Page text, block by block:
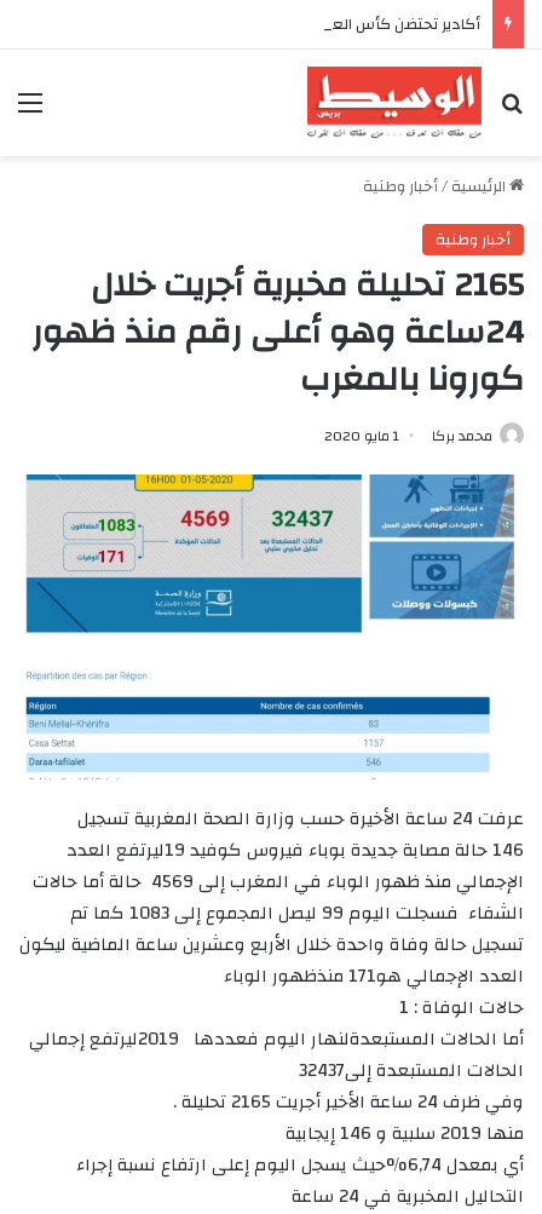
بحث عن
الرئيسية/أخبار وطنية
أخبار وطنية
2165 تحليلة مخبرية أجريت خلال
24ساعة وهو أعلى رقم منذ ظهور
كورونا بالمغرب
محمد بركا 1 مايو 2020
عرفت 24 ساعة الأخيرة حسب وزارة الصحة المغربية تسجيل
146 حالة مصابة جديدة بوباء فيروس كوفيد 19ليرتفع العدد
الإجمالي منذ ظهور الوباء في المغرب إلى 4569 حالة أما حالات
الشفاء فسجلت اليوم 99 ليصل المجموع إلى 1083 كما تم
تسجيل حالة وفاة واحدة خلال الأربع وعشرين ساعة الماضية ليكون
العدد الإجمالي هو171 منذظهور الوباء
حالات الوفاة : 1
أما الحالات المستبعدةلنهار اليوم فعددها 2019ليرتفع إجمالي
الحالات المستبعدة إلى32437
وفي ظرف 24 ساعة الأخير أجريت 2165 تحليلة .
منها 2019 سلبية و 146 إيجابية
أي بمعدل 6,74%حيث يسجل اليوم إعلى ارتفاع نسبة إجراء
التحاليل المخبرية في 24 ساعة